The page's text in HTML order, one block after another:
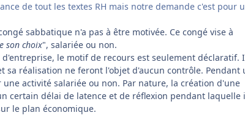
de tout les textes RH mais notre demande c'est pour
sabbatique n'a pas à être motivée. Ce congé vise à
son choix", salariée ou non.
le motif de recours est seulement déclaratif.
sa réalisation ne feront l'objet d'aucun contrôle. Pendant
activité salariée ou non. Par nature, la création d'une
certain délai de latence et de réflexion pendant laquelle
le plan économique.